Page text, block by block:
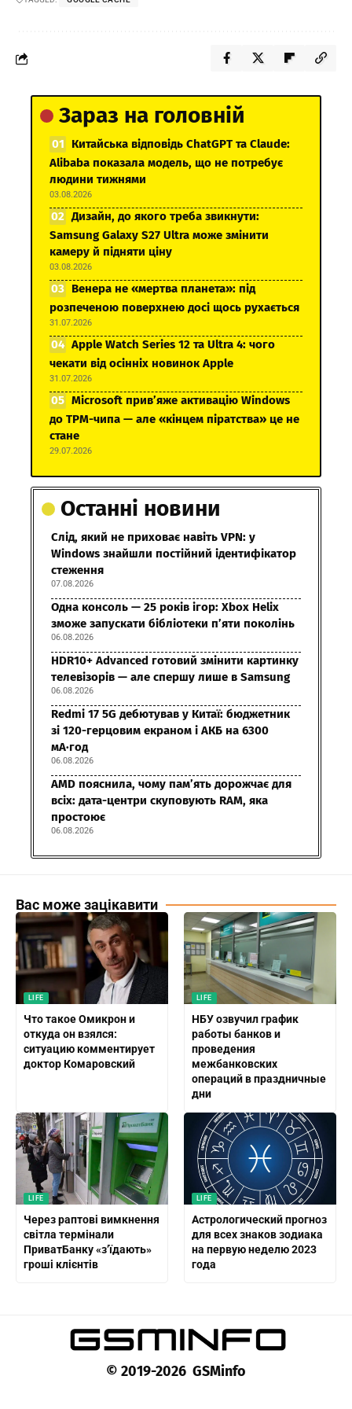
Зараз на головній
Китайська відповідь ChatGPT та Claude:
Alibaba показала модель, що не потребує
людини тижнями
03.08.2026
Дизайн, до якого треба звикнути:
Samsung Galaxy S27 Ultra може змінити
камеру й підняти ціну
03.08.2026
Венера не «мертва планета»: під
розпеченою поверхнею досі щось рухається
31.07.2026
Apple Watch Series 12 та Ultra 4: чого
чекати від осінніх новинок Apple
31.07.2026
Microsoft прив’яже активацію Windows
до TPM-чипа — але «кінцем піратства» це не
стане
29.07.2026
Останні новини
Слід, який не приховає навіть VPN: у
Windows знайшли постійний ідентифікатор
стеження
07.08.2026
Одна консоль — 25 років ігор: Xbox Helix
зможе запускати бібліотеки п’яти поколінь
06.08.2026
HDR10+ Advanced готовий змінити картинку
телевізорів — але спершу лише в Samsung
06.08.2026
Redmi 17 5G дебютував у Китаї: бюджетник
зі 120-герцовим екраном і АКБ на 6300
мА·год
06.08.2026
AMD пояснила, чому пам’ять дорожчає для
всіх: дата-центри скуповують RAM, яка
простоює
06.08.2026
Вас може зацікавити
LIFE
Что такое Омикрон и
откуда он взялся:
ситуацию комментирует
доктор Комаровский
LIFE
НБУ озвучил график
работы банков и
проведения
межбанковских
операций в праздничные
дни
LIFE
Через раптові вимкнення
світла термінали
ПриватБанку «з’їдають»
гроші клієнтів
LIFE
Астрологический прогноз
для всех знаков зодиака
на первую неделю 2023
года
© 2019-2026 GSMinfo